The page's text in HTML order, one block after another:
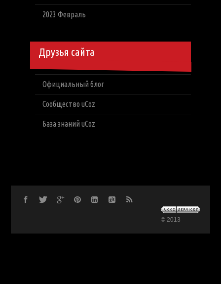
2023 Февраль
Друзья сайта
Официальный блог
Сообщество uCoz
База знаний uCoz
© 2013